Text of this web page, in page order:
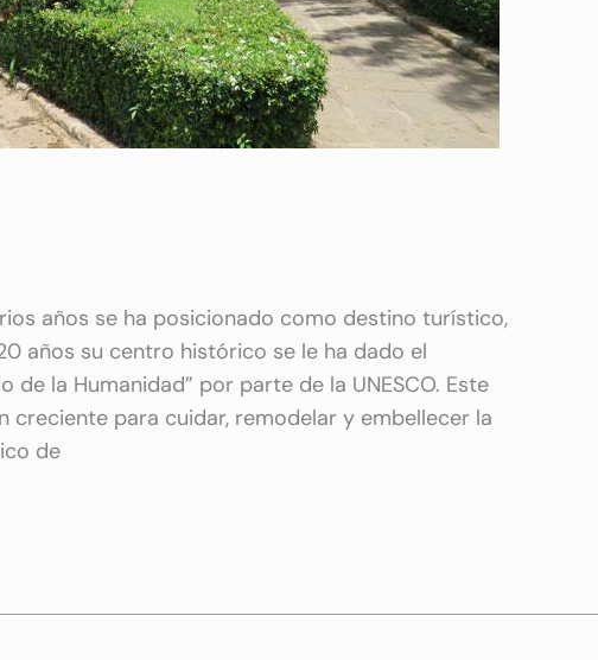
años se ha posicionado como destino turístico,
años su centro histórico se le ha dado el
la Humanidad” por parte de la UNESCO. Este
creciente para cuidar, remodelar y embellecer la
de